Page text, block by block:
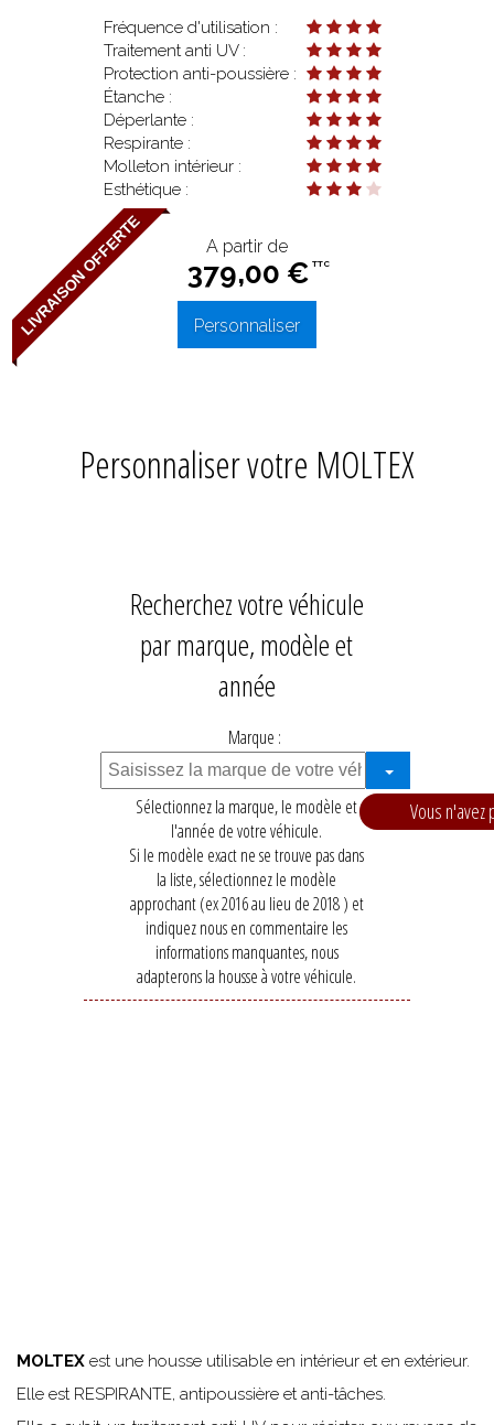
Fréquence d'utilisation :
Traitement anti UV :
Protection anti-poussière :
Étanche :
Déperlante :
Respirante :
Molleton intérieur :
Esthétique :
LIVRAISON OFFERTE 379,00 € TTC
Personnaliser
Personnaliser votre MOLTEX
Recherchez votre véhicule
par marque, modèle et
année
Vous n'avez
Marque :
Sélectionnez la marque, le modèle et
l'année de votre véhicule.
Si le modèle exact ne se trouve pas dans
la liste, sélectionnez le modèle
approchant (ex 2016 au lieu de 2018 ) et
indiquez nous en commentaire les
informations manquantes, nous
adapterons la housse à votre véhicule.
MOLTEX est une housse utilisable en intérieur et en extérieur.
Elle est RESPIRANTE, antipoussière et anti-tâches.